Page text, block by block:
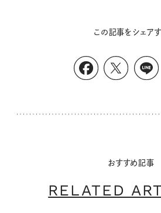
この記事をシェア
おすすめ記事
RELATED